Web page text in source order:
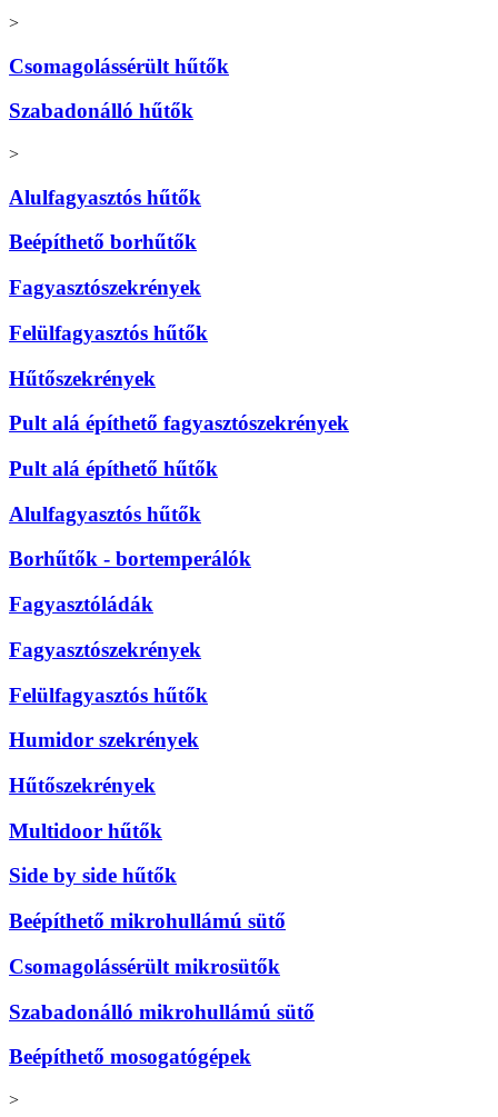
>
Csomagolássérült hűtők
Szabadonálló hűtők
>
Alulfagyasztós hűtők
Beépíthető borhűtők
Fagyasztószekrények
Felülfagyasztós hűtők
Hűtőszekrények
Pult alá építhető fagyasztószekrények
Pult alá építhető hűtők
Alulfagyasztós hűtők
Borhűtők - bortemperálók
Fagyasztóládák
Fagyasztószekrények
Felülfagyasztós hűtők
Humidor szekrények
Hűtőszekrények
Multidoor hűtők
Side by side hűtők
Beépíthető mikrohullámú sütő
Csomagolássérült mikrosütők
Szabadonálló mikrohullámú sütő
Beépíthető mosogatógépek
>